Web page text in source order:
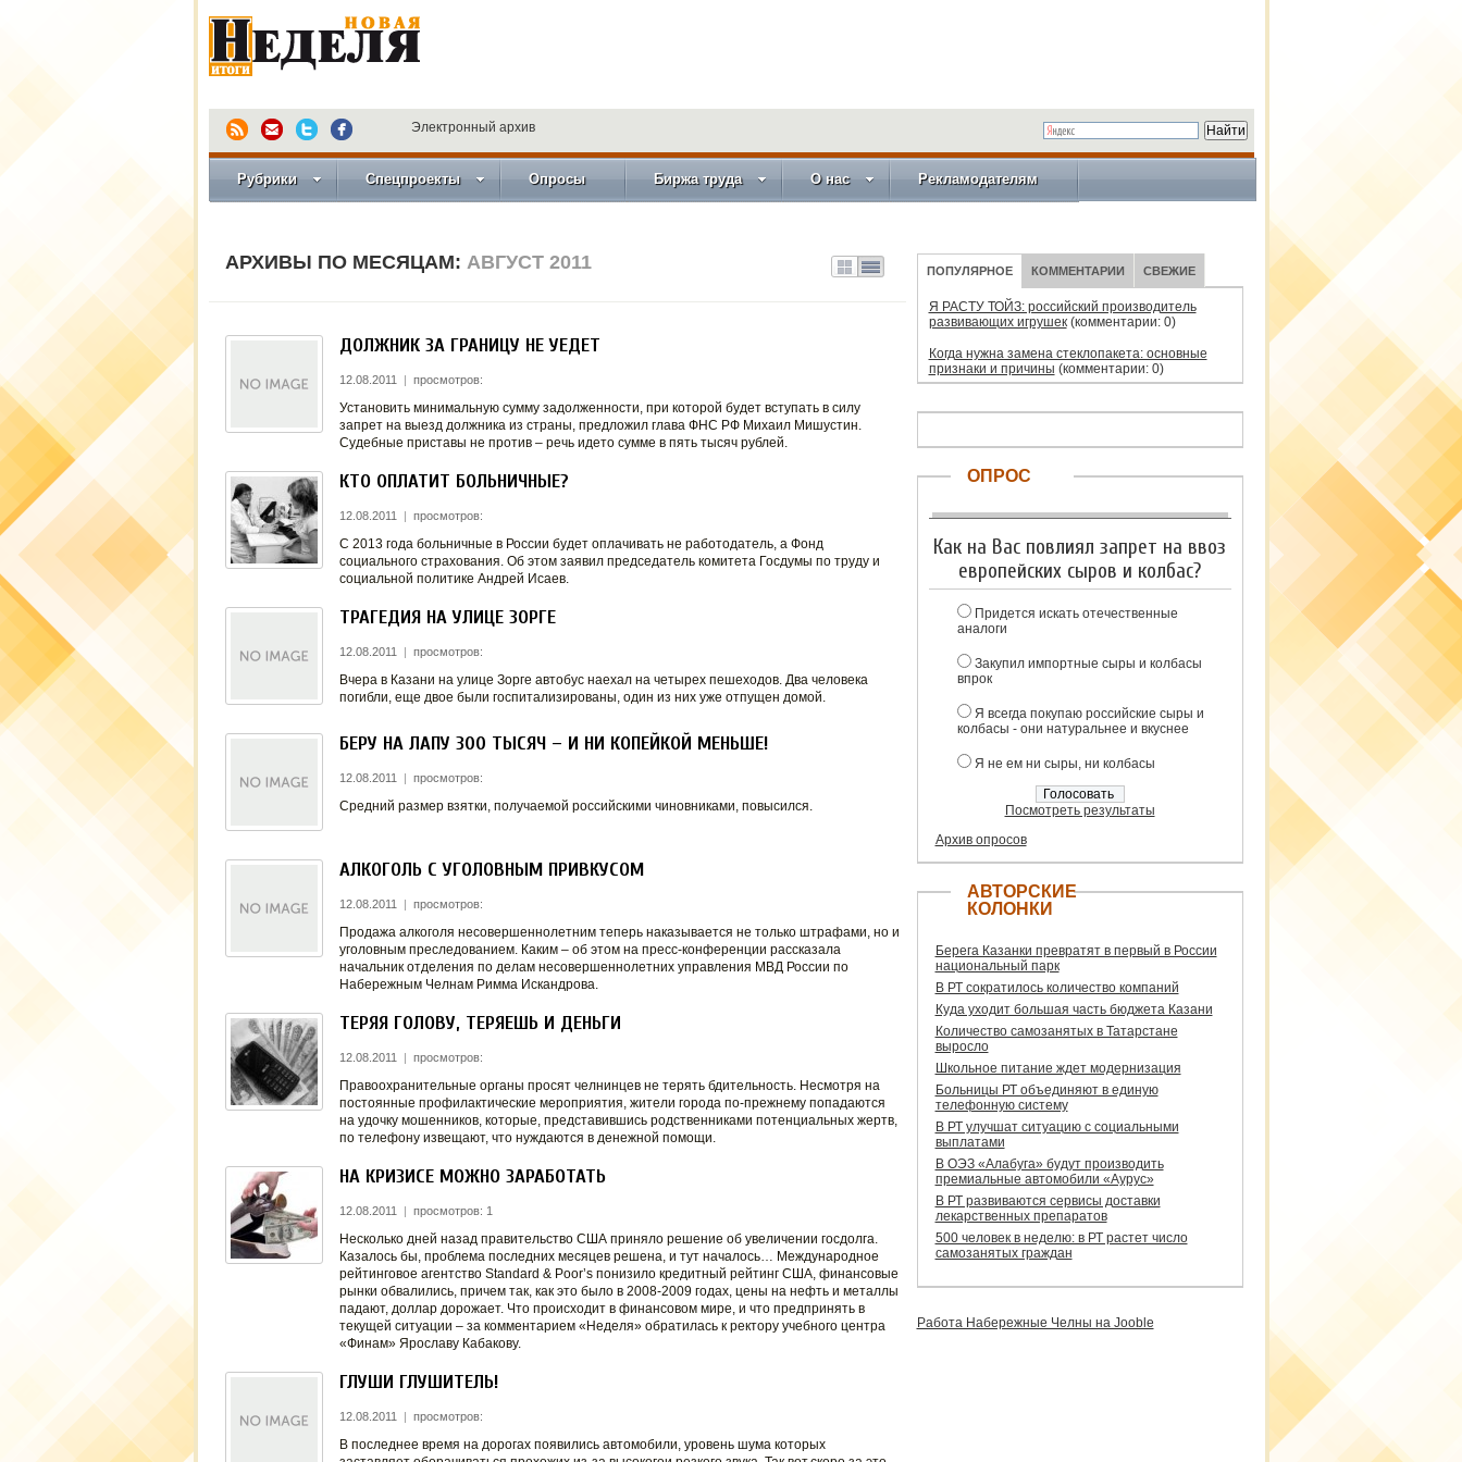
Электронный архив
Рубрики Спецпроекты Опросы Биржа труда О нас Рекламодателям
АРХИВЫ ПО МЕСЯЦАМ: АВГУСТ 2011
ДОЛЖНИК ЗА ГРАНИЦУ НЕ УЕДЕТ
12.08.2011 | просмотров:
Установить минимальную сумму задолженности, при которой будет вступать в силу
запрет на выезд должника из страны, предложил глава ФНС РФ Михаил Мишустин.
Судебные приставы не против – речь идето сумме в пять тысяч рублей.
КТО ОПЛАТИТ БОЛЬНИЧНЫЕ?
12.08.2011 | просмотров:
С 2013 года больничные в России будет оплачивать не работодатель, а Фонд
социального страхования. Об этом заявил председатель комитета Госдумы по труду и
социальной политике Андрей Исаев.
ТРАГЕДИЯ НА УЛИЦЕ ЗОРГЕ
12.08.2011 | просмотров:
Вчера в Казани на улице Зорге автобус наехал на четырех пешеходов. Два человека
погибли, еще двое были госпитализированы, один из них уже отпущен домой.
БЕРУ НА ЛАПУ 300 ТЫСЯЧ – И НИ КОПЕЙКОЙ МЕНЬШЕ!
12.08.2011 | просмотров:
Средний размер взятки, получаемой российскими чиновниками, повысился.
АЛКОГОЛЬ С УГОЛОВНЫМ ПРИВКУСОМ
12.08.2011 | просмотров:
Продажа алкоголя несовершеннолетним теперь наказывается не только штрафами, но и
уголовным преследованием. Каким – об этом на пресс-конференции рассказала
начальник отделения по делам несовершеннолетних управления МВД России по
Набережным Челнам Римма Искандрова.
ТЕРЯЯ ГОЛОВУ, ТЕРЯЕШЬ И ДЕНЬГИ
12.08.2011 | просмотров:
Правоохранительные органы просят челнинцев не терять бдительность. Несмотря на
постоянные профилактические мероприятия, жители города по-прежнему попадаются
на удочку мошенников, которые, представившись родственниками потенциальных жертв,
по телефону извещают, что нуждаются в денежной помощи.
НА КРИЗИСЕ МОЖНО ЗАРАБОТАТЬ
12.08.2011 | просмотров: 1
Несколько дней назад правительство США приняло решение об увеличении госдолга.
Казалось бы, проблема последних месяцев решена, и тут началось… Международное
рейтинговое агентство Standard & Poor’s понизило кредитный рейтинг США, финансовые
рынки обвалились, причем так, как это было в 2008-2009 годах, цены на нефть и металлы
падают, доллар дорожает. Что происходит в финансовом мире, и что предпринять в
текущей ситуации – за комментарием «Неделя» обратилась к ректору учебного центра
«Финам» Ярославу Кабакову.
ГЛУШИ ГЛУШИТЕЛЬ!
12.08.2011 | просмотров:
В последнее время на дорогах появились автомобили, уровень шума которых
ПОПУЛЯРНОЕ КОММЕНТАРИИ СВЕЖИЕ
Я РАСТУ ТОЙЗ: российский производитель
развивающих игрушек(комментарии: 0)
Когда нужна замена стеклопакета: основные
признаки и причины (комментарии: 0)
ОПРОС
Как на Вас повлиял запрет на ввоз
европейских сыров и колбас?
Придется искать отечественные
аналоги
Закупил импортные сыры и колбасы
впрок
Я всегда покупаю российские сыры и
колбасы - они натуральнее и вкуснее
Я не ем ни сыры, ни колбасы
Посмотреть результаты
Архив опросов
АВТОРСКИЕ
КОЛОНКИ
Берега Казанки превратят в первый в России
национальный парк
В РТ сократилось количество компаний
Куда уходит большая часть бюджета Казани
Количество самозанятых в Татарстане
выросло
Школьное питание ждет модернизация
Больницы РТ объединяют в единую
телефонную систему
В РТ улучшат ситуацию с социальными
выплатами
В ОЭЗ «Алабуга» будут производить
премиальные автомобили «Аурус»
В РТ развиваются сервисы доставки
лекарственных препаратов
500 человек в неделю: в РТ растет число
самозанятых граждан
Работа Набережные Челны на Jooble